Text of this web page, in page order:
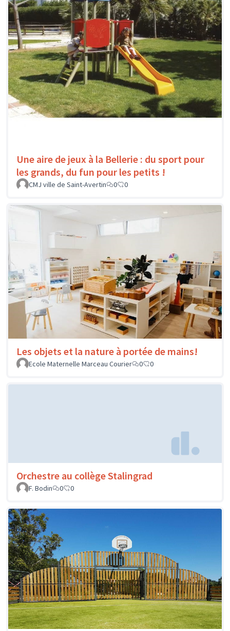
Une aire de jeux à la Bellerie : du sport pour
les grands, du fun pour les petits !
CMJ ville de Saint-Avertin 0 0
Les objets et la nature à portée de mains!
Ecole Maternelle Marceau Courier 0 0
Orchestre au collège Stalingrad
F. Bodin 0 0